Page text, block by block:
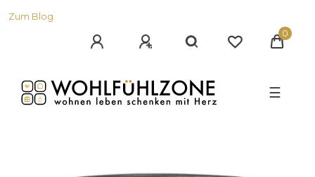
Zum Blog
0
☰